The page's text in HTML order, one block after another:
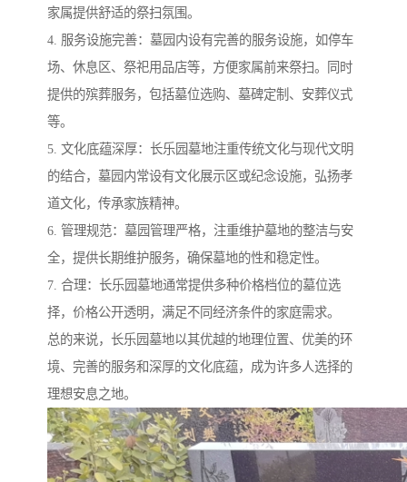
家属提供舒适的祭扫氛围。
4. 服务设施完善：墓园内设有完善的服务设施，如停车
场、休息区、祭祀用品店等，方便家属前来祭扫。同时
提供的殡葬服务，包括墓位选购、墓碑定制、安葬仪式
等。
5. 文化底蕴深厚：长乐园墓地注重传统文化与现代文明
的结合，墓园内常设有文化展示区或纪念设施，弘扬孝
道文化，传承家族精神。
6. 管理规范：墓园管理严格，注重维护墓地的整洁与安
全，提供长期维护服务，确保墓地的性和稳定性。
7. 合理：长乐园墓地通常提供多种价格档位的墓位选
择，价格公开透明，满足不同经济条件的家庭需求。
总的来说，长乐园墓地以其优越的地理位置、优美的环
境、完善的服务和深厚的文化底蕴，成为许多人选择的
理想安息之地。